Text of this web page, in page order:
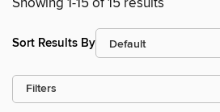
Sort Results By
Filters